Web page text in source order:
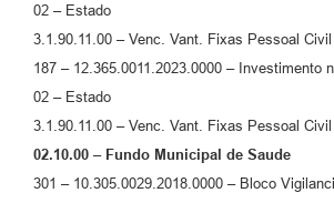
02 – Estado
3.1.90.11.00 – Venc. Vant. Fixas Pessoal
187 – 12.365.0011.2023.0000 – Investimento
02 – Estado
3.1.90.11.00 – Venc. Vant. Fixas Pessoal
02.10.00 – Fundo Municipal de Saude
301 – 10.305.0029.2018.0000 – Bloco